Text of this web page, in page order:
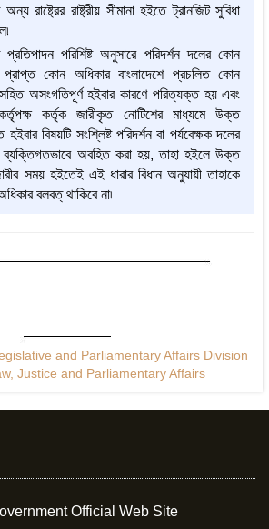
রাষ্ট্রের রাষ্ট্রীয় সীমানা হইতে ট্রানজিট সুবিধা
পরিশিষ্ট অনুসারে পরিদর্শন দলের কোন
কোন অধিকার বাংলাদেশে প্রচলিত কোন
অসংগতিপূর্ণ হইবার কারণে পরিত্যক্ত হয় এবং
কর্তৃক জারীকৃত নোটিশের মাধ্যমে উক্ত
বিষয়টি সংশ্লিষ্ট পরিদর্শন বা পর্যবেক্ষক দলের
অবহিত করা হয়, তাহা হইলে উক্ত
সময় হইতেই এই ধারার বিধান অনুযায়ী তাহাকে
বলবত্ থাকিবে না৷
and Parliamentary Affairs Division
Justice and Parliamentary Affairs
Official Web Site